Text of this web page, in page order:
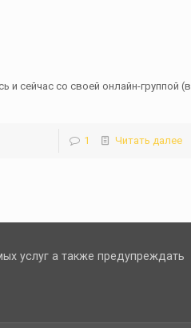
и сейчас со своей онлайн-группой (в
1 Читать далее
услуг а также предупреждать